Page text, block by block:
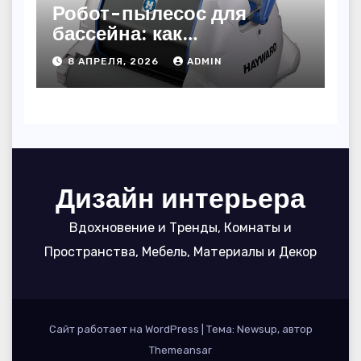
Робот-пылесос для
бассейна: как
пользоваться, чтобы
вода блестела, а
устройство служило 7
8 АПРЕЛЯ, 2026 ADMIN
Дизайн интерьера
Вдохновение и Тренды, Комнаты и
Пространства, Мебель, Материалы и Декор
Сайт работает на WordPress
Тема: Newsup, автор
Themeansar